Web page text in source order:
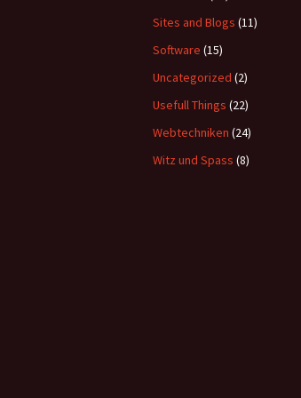
Sites and Blogs (11)
Software (15)
Uncategorized (2)
Usefull Things (22)
Webtechniken (24)
Witz und Spass (8)